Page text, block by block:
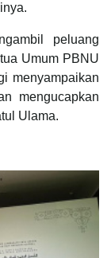
peluang
Umum PBNU
menyampaikan
mengucapkan
Ulama.